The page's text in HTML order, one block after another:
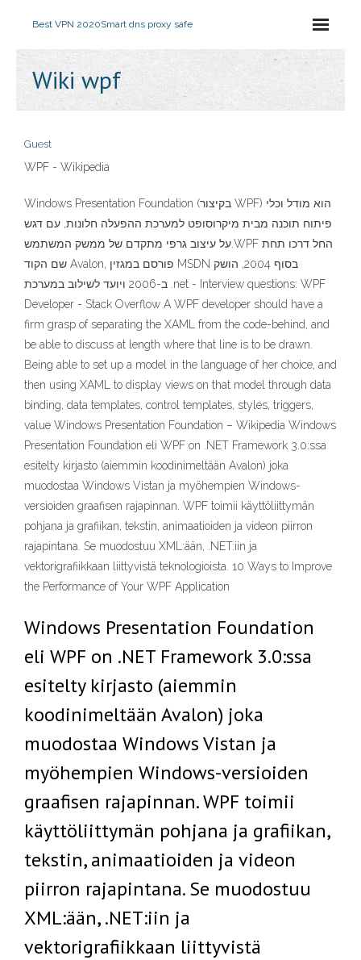
Best VPN 2020Smart dns proxy safe
Wiki wpf
Guest
WPF - Wikipedia
Windows Presentation Foundation (בקיצור WPF) הוא מודל וכלי
פיתוח תוכנה מבית מיקרוסופט למערכת ההפעלה חלונות, עם דגש
על עיצוב גרפי מתקדם של ממשק המשתמש.WPF החל דרכו תחת
שם הקוד Avalon, פורסם במגזין MSDN בסוף 2004, הושק
ב-2006 ויועד לשילוב במערכת .net - Interview questions: WPF
Developer - Stack Overflow A WPF developer should have a
firm grasp of separating the XAML from the code-behind, and
be able to discuss at length where that line is to be drawn.
Being able to set up a model in the language of her choice, and
then using XAML to display views on that model through data
binding, data templates, control templates, styles, triggers,
value Windows Presentation Foundation – Wikipedia Windows
Presentation Foundation eli WPF on .NET Framework 3.0:ssa
esitelty kirjasto (aiemmin koodinimeltään Avalon) joka
muodostaa Windows Vistan ja myöhempien Windows-
versioiden graafisen rajapinnan. WPF toimii käyttöliittymän
pohjana ja grafiikan, tekstin, animaatioiden ja videon piirron
rajapintana. Se muodostuu XML:ään, .NET:iin ja
vektorigrafiikkaan liittyvistä teknologioista. 10 Ways to Improve
the Performance of Your WPF Application
Windows Presentation Foundation
eli WPF on .NET Framework 3.0:ssa
esitelty kirjasto (aiemmin
koodinimeltään Avalon) joka
muodostaa Windows Vistan ja
myöhempien Windows-versioiden
graafisen rajapinnan. WPF toimii
käyttöliittymän pohjana ja grafiikan,
tekstin, animaatioiden ja videon
piirron rajapintana. Se muodostuu
XML:ään, .NET:iin ja
vektorigrafiikkaan liittyvistä